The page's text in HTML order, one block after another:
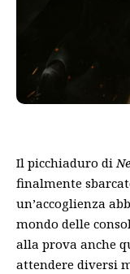
Il picchiaduro di
finalmente
un’accoglienza
mondo delle
alla prova anche
attendere diversi